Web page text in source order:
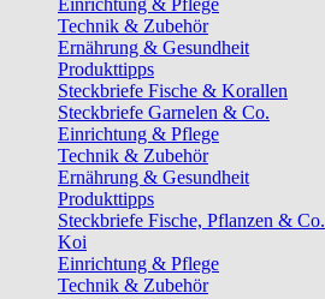
Einrichtung & Pflege
Technik & Zubehör
Ernährung & Gesundheit
Produkttipps
Steckbriefe Fische & Korallen
Steckbriefe Garnelen & Co.
Einrichtung & Pflege
Technik & Zubehör
Ernährung & Gesundheit
Produkttipps
Steckbriefe Fische, Pflanzen & Co.
Koi
Einrichtung & Pflege
Technik & Zubehör